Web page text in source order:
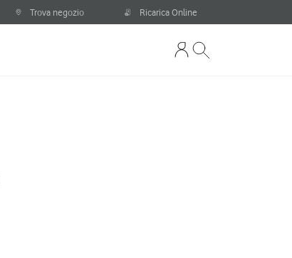
Trova negozio Ricarica Online